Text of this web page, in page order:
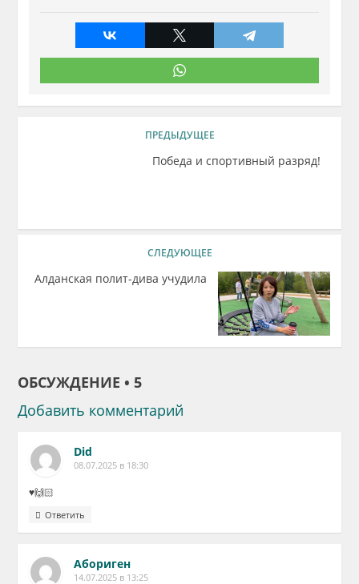
ПРЕДЫДУЩЕЕ
Победа и спортивный разряд!
СЛЕДУЮЩЕЕ
Алданская полит-дива учудила
ОБСУЖДЕНИЕ • 5
Добавить комментарий
Did
08.07.2025 в 18:30
♥️🙌🏻
Ответить
Абориген
14.07.2025 в 13:25